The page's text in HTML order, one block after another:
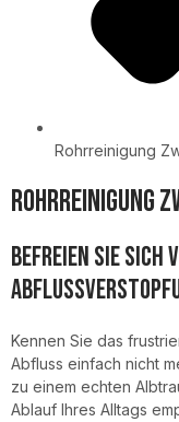
Rohrreinigung
Rohrreinigung
Befreien Sie sich
Kennen Sie das
Abfluss einfach nicht
zu einem echten
Ablauf Ihres Alltags